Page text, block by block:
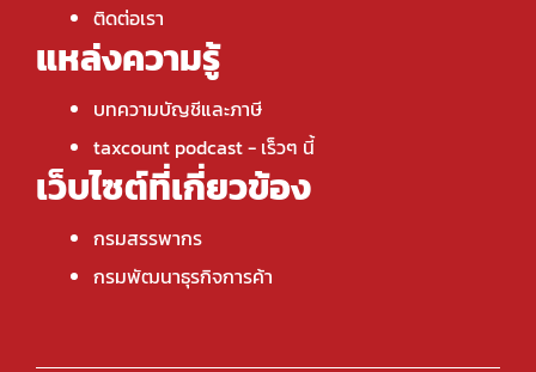
ติดต่อเรา
แหล่งความรู้
บทความบัญชีและภาษี
taxcount podcast- เร็วๆ นี้
เว็บไซต์ที่เกี่ยวข้อง
กรมสรรพากร
กรมพัฒนาธุรกิจการค้า